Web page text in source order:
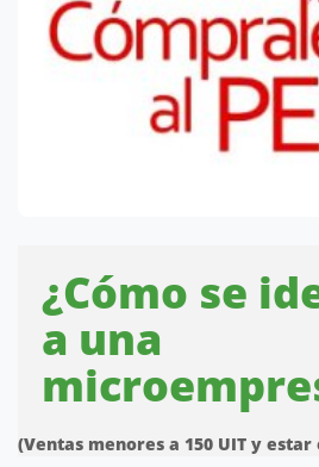
¿Cómo se
a una
(Ventas menores a 150 UIT y estar